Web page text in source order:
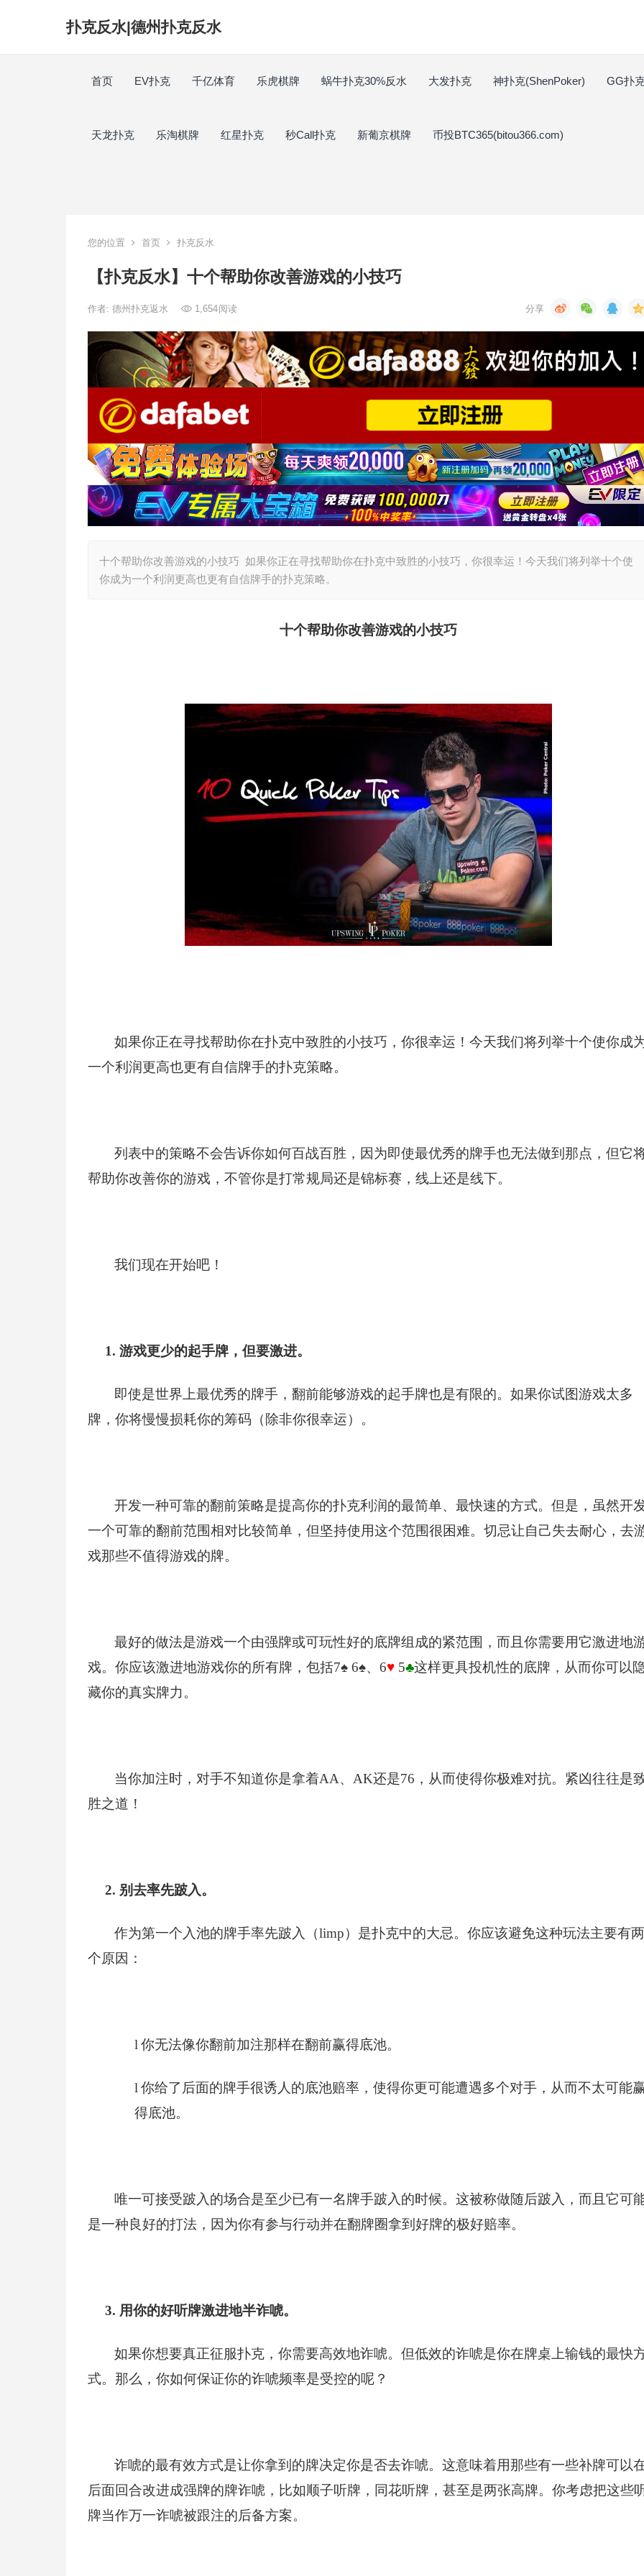
扑克反水|德州扑克反水
首页 EV扑克 千亿体育 乐虎棋牌 蜗牛扑克30%反水 大发扑克 神扑克(ShenPoker) GG扑
天龙扑克 乐淘棋牌 红星扑克 秒Call扑克 新葡京棋牌 币投BTC365(bitou366.com)
您的位置 首页 扑克反水
【扑克反水】​十个帮助你改善游戏的小技巧
作者: 德州扑克返水 1,654阅读
十个帮助你改善游戏的小技巧 如果你正在寻找帮助你在扑克中致胜的小技巧，你很幸运！今天我们将列举十个使
你成为一个利润更高也更有自信牌手的扑克策略。
十个帮助你改善游戏的小技巧
如果你正在寻找帮助你在扑克中致胜的小技巧，你很幸运！今天我们将列举十个使你成
一个利润更高也更有自信牌手的扑克策略。
列表中的策略不会告诉你如何百战百胜，因为即使最优秀的牌手也无法做到那点，但它
帮助你改善你的游戏，不管你是打常规局还是锦标赛，线上还是线下。
我们现在开始吧！
1. 游戏更少的起手牌，但要激进。
即使是世界上最优秀的牌手，翻前能够游戏的起手牌也是有限的。如果你试图游戏太多
牌，你将慢慢损耗你的筹码（除非你很幸运）。
开发一种可靠的翻前策略是提高你的扑克利润的最简单、最快速的方式。但是，虽然开
一个可靠的翻前范围相对比较简单，但坚持使用这个范围很困难。切忌让自己失去耐心，去
戏那些不值得游戏的牌。
最好的做法是游戏一个由强牌或可玩性好的底牌组成的紧范围，而且你需要用它激进地
戏。你应该激进地游戏你的所有牌，包括7♠ 6♠、6♥ 5♣这样更具投机性的底牌，从而你可以
藏你的真实牌力。
当你加注时，对手不知道你是拿着AA、AK还是76，从而使得你极难对抗。紧凶往往是
胜之道！
2. 别去率先跛入。
作为第一个入池的牌手率先跛入（limp）是扑克中的大忌。你应该避免这种玩法主要有两
个原因：
l 你无法像你翻前加注那样在翻前赢得底池。
l 你给了后面的牌手很诱人的底池赔率，使得你更可能遭遇多个对手，从而不太可能
得底池。
唯一可接受跛入的场合是至少已有一名牌手跛入的时候。这被称做随后跛入，而且它可
是一种良好的打法，因为你有参与行动并在翻牌圈拿到好牌的极好赔率。
3. 用你的好听牌激进地半诈唬。
如果你想要真正征服扑克，你需要高效地诈唬。但低效的诈唬是你在牌桌上输钱的最快
式。那么，你如何保证你的诈唬频率是受控的呢？
诈唬的最有效方式是让你拿到的牌决定你是否去诈唬。这意味着用那些有一些补牌可以
后面回合改进成强牌的牌诈唬，比如顺子听牌，同花听牌，甚至是两张高牌。你考虑把这些
牌当作万一诈唬被跟注的后备方案。